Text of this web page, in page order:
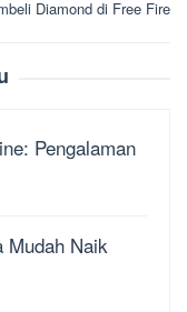
Diamond di Free Fire
Pengalaman
Mudah Naik